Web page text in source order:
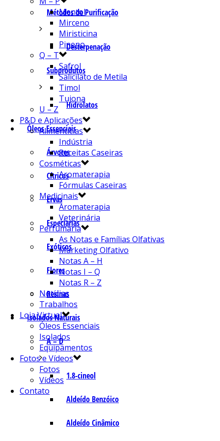
Métodos de Purificação
Desterpenação
Subprodutos
Hidrolatos
Óleos Essenciais
Árvores
Cítricos
Ervas
Especiarias
Exóticos
Flores
Resinas
Isolados Naturais
A – D
1.8-cineol
Aldeído Benzóico
Aldeído Cinâmico
Mentol
Mirceno
Miristicina
Pineno
Q – T
Safrol
Salicilato de Metila
Timol
Tujona
U – Z
P&D e Aplicações
Alimentícias
Indústria
Receitas Caseiras
Cosméticas
Aromaterapia
Fórmulas Caseiras
Medicinais
Aromaterapia
Veterinária
Perfumaria
As Notas e Famílias Olfativas
Marketing Olfativo
Notas A – H
Notas I – Q
Notas R – Z
Notícias
Trabalhos
Loja Virtual
Óleos Essenciais
Isolados
Equipamentos
Fotos e Vídeos
Fotos
Vídeos
Contato